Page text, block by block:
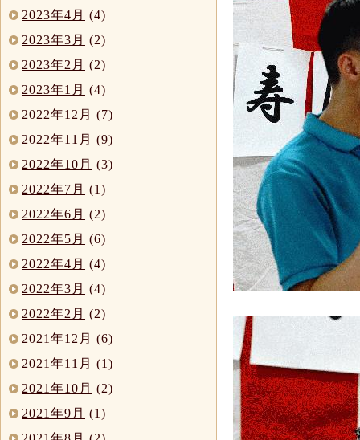
2023年4月 (4)
2023年3月 (2)
2023年2月 (2)
2023年1月 (4)
2022年12月 (7)
2022年11月 (9)
2022年10月 (3)
2022年7月 (1)
2022年6月 (2)
2022年5月 (6)
2022年4月 (4)
2022年3月 (4)
2022年2月 (2)
2021年12月 (6)
2021年11月 (1)
2021年10月 (2)
2021年9月 (1)